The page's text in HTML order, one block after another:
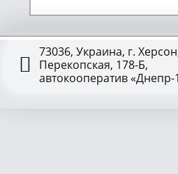
73036, Украина, г.
Перекопская, 178-Б,
автокооператив «Днепр-